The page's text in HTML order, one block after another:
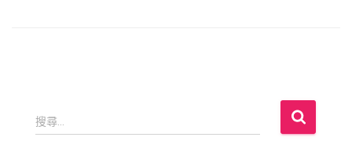
搜
尋
搜尋...